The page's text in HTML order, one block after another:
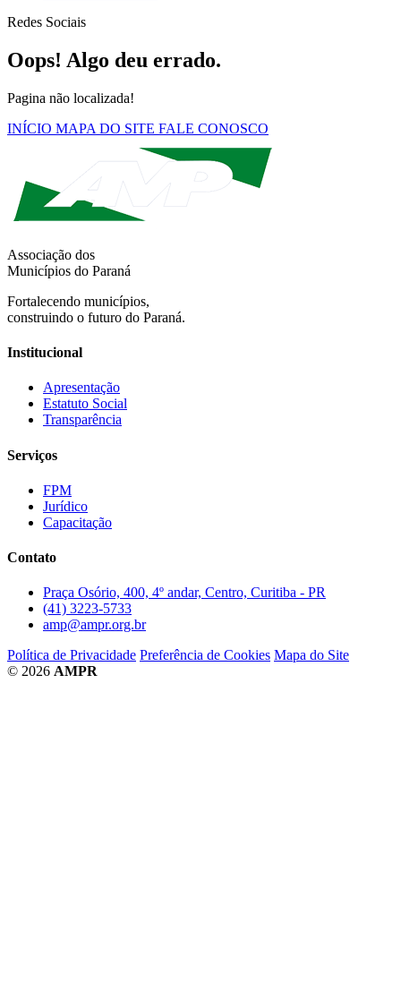
Redes Sociais
Oops! Algo deu errado.
Pagina não localizada!
INÍCIO MAPA DO SITE FALE CONOSCO
Associação dos
Municípios do Paraná
Fortalecendo municípios,
construindo o futuro do Paraná.
Institucional
Apresentação
Estatuto Social
Transparência
Serviços
FPM
Jurídico
Capacitação
Contato
Praça Osório, 400, 4º andar, Centro, Curitiba - PR
(41) 3223-5733
amp@ampr.org.br
Política de Privacidade Preferência de Cookies Mapa do Site
© 2026 AMPR